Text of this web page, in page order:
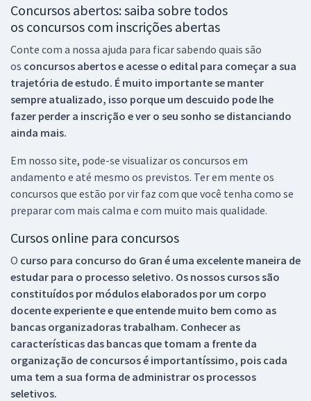
Concursos abertos: saiba sobre todos
os concursos com inscrições abertas
Conte com a nossa ajuda para ficar sabendo quais são
os concursos abertos e acesse o edital para começar a sua
trajetória de estudo. É muito importante se manter
sempre atualizado, isso porque um descuido pode lhe
fazer perder a inscrição e ver o seu sonho se distanciando
ainda mais.
Em nosso site, pode-se visualizar os concursos em
andamento e até mesmo os previstos. Ter em mente os
concursos que estão por vir faz com que você tenha como se
preparar com mais calma e com muito mais qualidade.
Cursos online para concursos
O curso para concurso do Gran é uma excelente maneira de
estudar para o processo seletivo. Os nossos cursos são
constituídos por módulos elaborados por um corpo
docente experiente e que entende muito bem como as
bancas organizadoras trabalham. Conhecer as
características das bancas que tomam a frente da
organização de concursos é importantíssimo, pois cada
uma tem a sua forma de administrar os processos
seletivos.